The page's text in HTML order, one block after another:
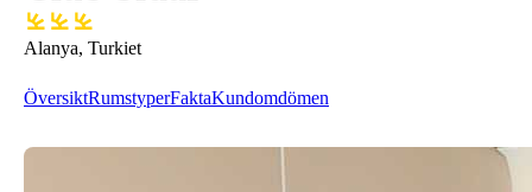
Alanya, Turkiet
ÖversiktRumstyperFaktaKundomdömen